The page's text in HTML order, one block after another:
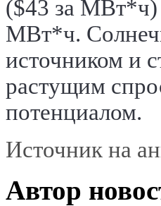
($43 за МВт*ч)
МВт*ч.
источником и
растущим
потенциалом.
Источник на
Автор